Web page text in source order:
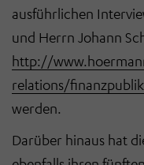
ausführlichen
und Herrn Johann
http://
relations/
werden.
Darüber hinaus hat